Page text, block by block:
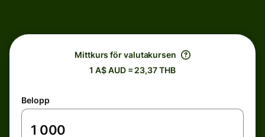
Mittkurs för valutakursen
1 A$ AUD = 23,37 THB
Belopp